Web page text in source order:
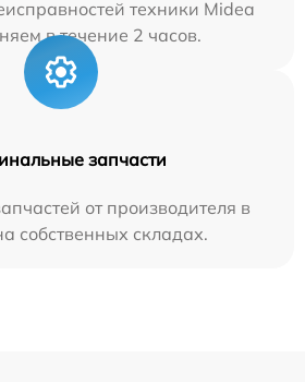
техники Midea
в течение 2 часов.
запчасти
от производителя в
собственных складах.